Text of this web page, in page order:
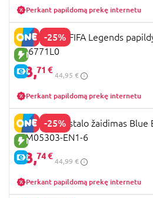
Perkant papildomą prekę internetu
-25%
NAUJA PREKĖ
E-KAINA
MONOPOLY FIFA Legends
G26771L0
33,71 €
44,95 €
Perkant papildomą prekę internetu
-25%
NAUJA PREKĖ
E-KAINA
MONOPOLY stalo žaidimas Blue
WM05303-EN1-6
33,74 €
44,99 €
Perkant papildomą prekę internetu